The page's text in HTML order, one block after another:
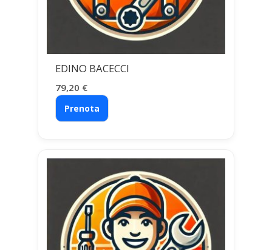
EDINO BACECCI
79,20 €
Prenota